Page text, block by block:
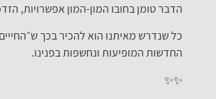
הדבר טומן בחובו המון-המון אפשרויות,
כל שנדרש מאיתנו הוא להכיר בכך
החדשות המופיעות ונחשפות בפנינו.
✨✨